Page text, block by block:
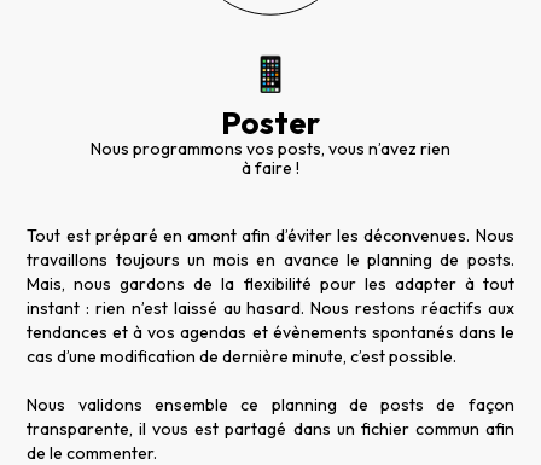
Poster
Nous programmons vos posts, vous n’avez rien
à faire !
Tout est préparé en amont afin d’éviter les déconvenues. Nous
travaillons toujours un mois en avance le planning de posts.
Mais, nous gardons de la flexibilité pour les adapter à tout
instant : rien n’est laissé au hasard. Nous restons réactifs aux
tendances et à vos agendas et évènements spontanés dans le
cas d’une modification de dernière minute, c’est possible.
Nous validons ensemble ce planning de posts de façon
transparente, il vous est partagé dans un fichier commun afin
de le commenter.